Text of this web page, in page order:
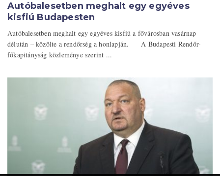
Autóbalesetben meghalt egy egyéves
kisfiú Budapesten
Autóbalesetben meghalt egy egyéves kisfiú a fővárosban vasárnap
délután – közölte a rendőrség a honlapján. A Budapesti Rendőr-
főkapitányság közleménye szerint ...